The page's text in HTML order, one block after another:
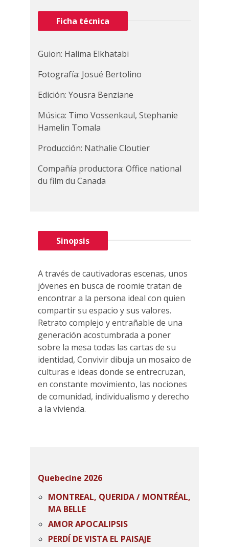
Ficha técnica
Guion: Halima Elkhatabi
Fotografía: Josué Bertolino
Edición: Yousra Benziane
Música: Timo Vossenkaul, Stephanie
Hamelin Tomala
Producción: Nathalie Cloutier
Compañía productora: Office national
du film du Canada
Sinopsis
A través de cautivadoras escenas, unos
jóvenes en busca de roomie tratan de
encontrar a la persona ideal con quien
compartir su espacio y sus valores.
Retrato complejo y entrañable de una
generación acostumbrada a poner
sobre la mesa todas las cartas de su
identidad, Convivir dibuja un mosaico de
culturas e ideas donde se entrecruzan,
en constante movimiento, las nociones
de comunidad, individualismo y derecho
a la vivienda.
Quebecine 2026
MONTREAL, QUERIDA / MONTRÉAL,
MA BELLE
AMOR APOCALIPSIS
PERDÍ DE VISTA EL PAISAJE